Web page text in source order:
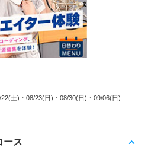
22(土) ・08/23(日) ・08/30(日) ・09/06(日)
ース